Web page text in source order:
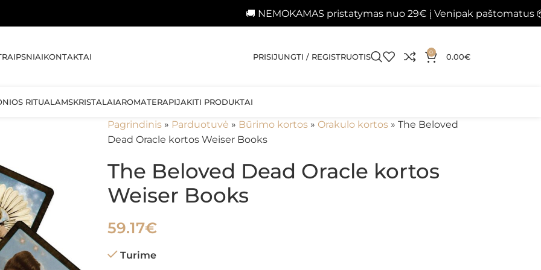
🚚 NEMOKAMAS pristatymas nuo 29€ į Venipak paštomatus 📦
KONTAKTAI PRISIJUNGTI / REGISTRUOTIS 0 0.00€
RITUALAMSKRISTALAIAROMATERAPIJAKITI PRODUKTAI
Pagrindinis» Parduotuvė » Būrimo kortos» Orakulo kortos» The Beloved
Dead Oracle kortos Weiser Books
The Beloved Dead Oracle kortos
Weiser Books
59.17€
Turime